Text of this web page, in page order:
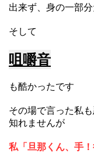
出来ず、身の一部
そして
咀嚼音
も酷かったです
その場で言った私
知れませんが
私「旦那くん、手！